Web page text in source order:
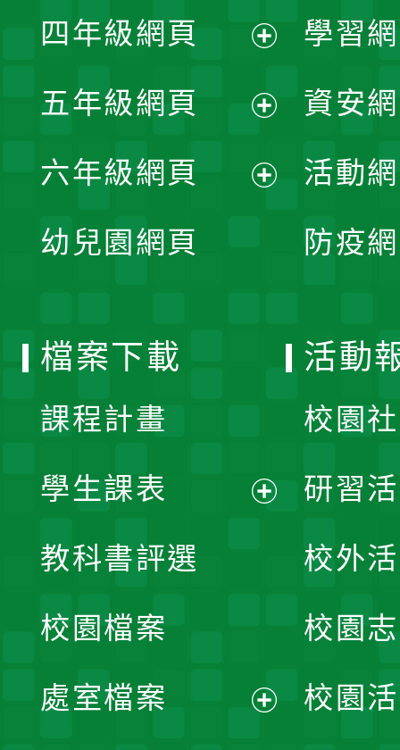
單
選
單
開
選
單
四年級網頁
開
選
五年級網頁
開
六年級網頁
幼兒園網頁
學習
資安
活動
防疫
檔案下載
課程計畫
學生課表
單
教科書評選
校園檔案
處室檔案
活動
校園
研習
校外
校園
校園